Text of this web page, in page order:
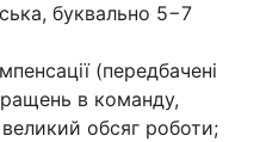
буквально 5−7
(передбачені
в команду,
обсяг роботи;